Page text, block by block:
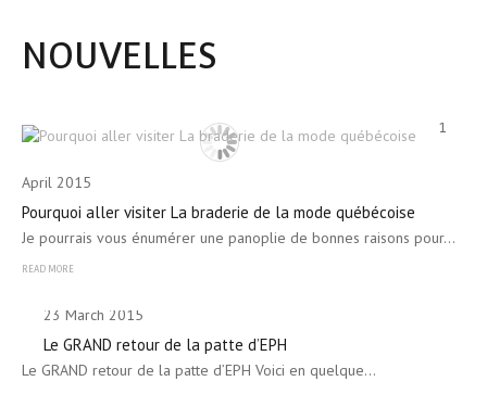
NOUVELLES
1
April 2015
Pourquoi aller visiter La braderie de la mode québécoise
Je pourrais vous énumérer une panoplie de bonnes raisons pour…
READ MORE
23 March 2015
Le GRAND retour de la patte d’EPH
Le GRAND retour de la patte d’EPH Voici en quelque…